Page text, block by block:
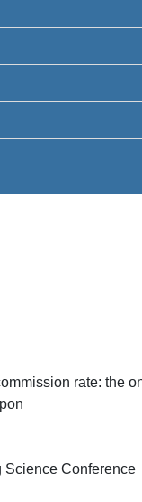
rate: the
Science Conference